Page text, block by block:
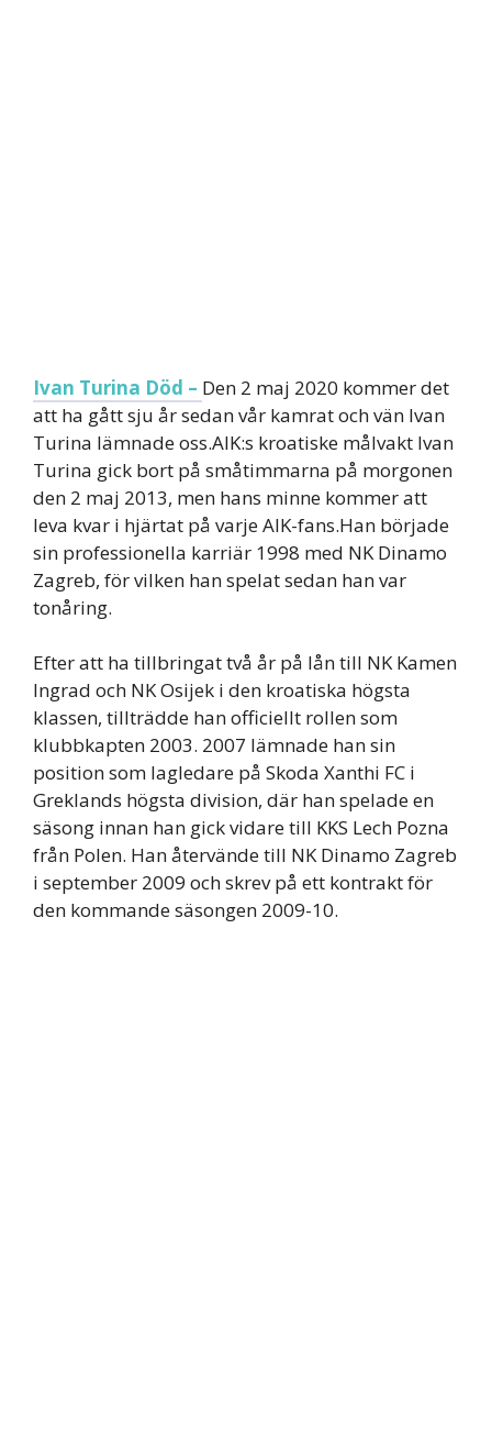
Ivan Turina Död – Den 2 maj 2020 kommer det
att ha gått sju år sedan vår kamrat och vän Ivan
Turina lämnade oss.AIK:s kroatiske målvakt Ivan
Turina gick bort på småtimmarna på morgonen
den 2 maj 2013, men hans minne kommer att
leva kvar i hjärtat på varje AIK-fans.Han började
sin professionella karriär 1998 med NK Dinamo
Zagreb, för vilken han spelat sedan han var
tonåring.
Efter att ha tillbringat två år på lån till NK Kamen
Ingrad och NK Osijek i den kroatiska högsta
klassen, tillträdde han officiellt rollen som
klubbkapten 2003. 2007 lämnade han sin
position som lagledare på Skoda Xanthi FC i
Greklands högsta division, där han spelade en
säsong innan han gick vidare till KKS Lech Pozna
från Polen. Han återvände till NK Dinamo Zagreb
i september 2009 och skrev på ett kontrakt för
den kommande säsongen 2009-10.